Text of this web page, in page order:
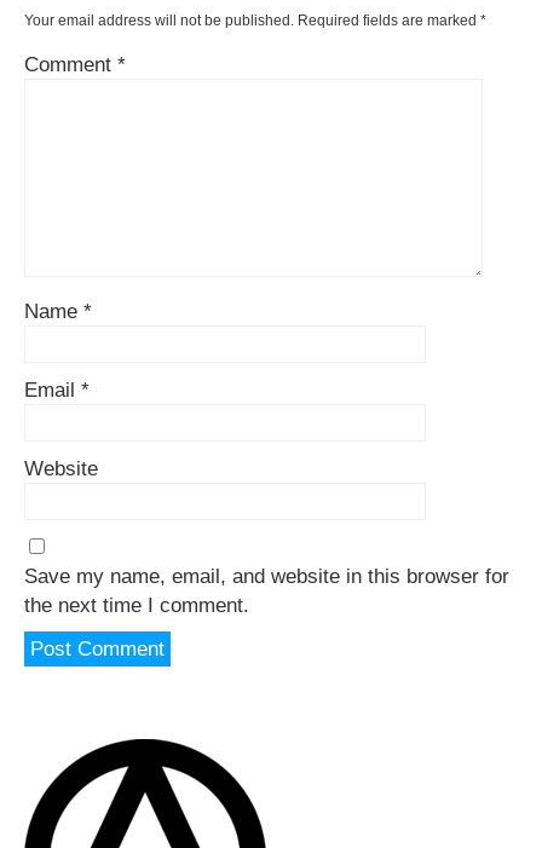
Your email address will not be published. Required fields are marked *
Comment *
Name *
Email *
Website
Save my name, email, and website in this browser for
the next time I comment.